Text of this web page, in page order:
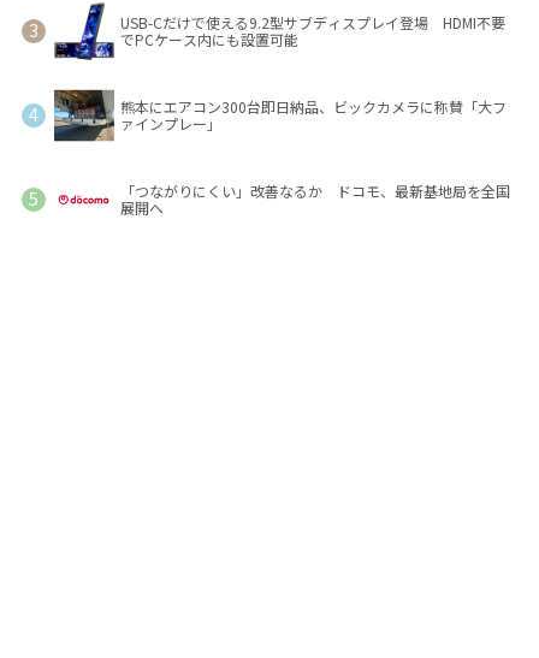
USB-Cだけで使える9.2型サブディスプレイ登場 HDMI不要
でPCケース内にも設置可能
熊本にエアコン300台即日納品、ビックカメラに称賛「大フ
ァインプレー」
「つながりにくい」改善なるか ドコモ、最新基地局を全国
展開へ